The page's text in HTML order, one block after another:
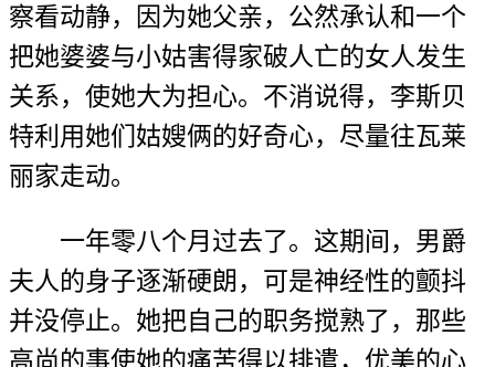
察看动静，因为她父亲，公然承认和一个
把她婆婆与小姑害得家破人亡的女人发生
关系，使她大为担心。不消说得，李斯贝
特利用她们姑嫂俩的好奇心，尽量往瓦莱
丽家走动。
一年零八个月过去了。这期间，男爵
夫人的身子逐渐硬朗，可是神经性的颤抖
并没停止。她把自己的职务搅熟了，那些
高尚的事使她的痛苦得以排遣，优美的心